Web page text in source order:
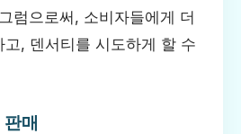
럼으로써, 소비자들에게 더
, 덴서티를 시도하게 할 수
매